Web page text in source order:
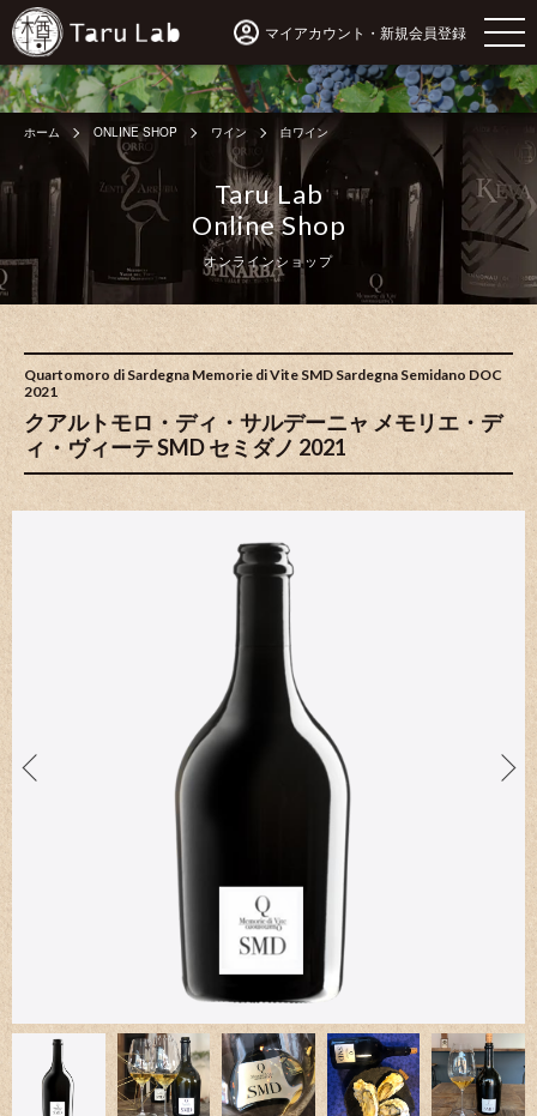
マイアカウント・新規会員登録
ホーム ONLINE SHOP ワイン 白ワイン
Taru Lab
Online Shop
オンラインショップ
Quartomoro di Sardegna Memorie di Vite SMD Sardegna Semidano DOC
2021
クアルトモロ・ディ・サルデーニャ メモリエ・デ
ィ・ヴィーテ SMD セミダノ 2021